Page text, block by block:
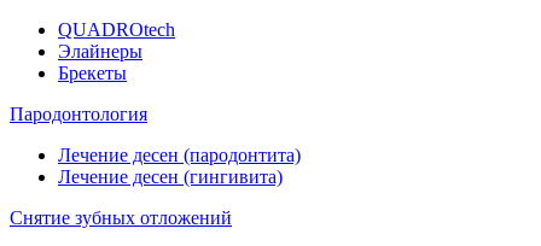
QUADROtech
Элайнеры
Брекеты
Пародонтология
Лечение десен (пародонтита)
Лечение десен (гингивита)
Снятие зубных отложений